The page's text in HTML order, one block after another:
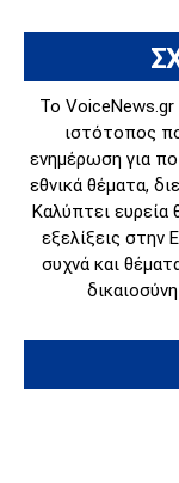
Το VoiceNews.gr
ιστότοπος
ενημέρωση για
εθνικά θέματα,
Καλύπτει ευρεία
εξελίξεις στην
συχνά και